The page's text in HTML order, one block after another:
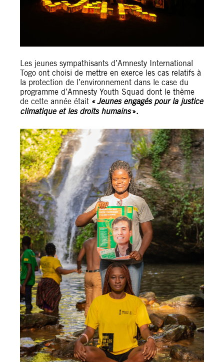
Les jeunes sympathisants d’Amnesty International
Togo ont choisi de mettre en exerce les cas relatifs à
la protection de l’environnement dans le case du
programme d’Amnesty Youth Squad dont le thème
de cette année était «Jeunes engagés pour la justice
climatique et les droits humains».